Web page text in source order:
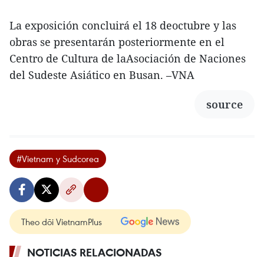
La exposición concluirá el 18 deoctubre y las
obras se presentarán posteriormente en el
Centro de Cultura de laAsociación de Naciones
del Sudeste Asiático en Busan. –VNA
source
#Vietnam y Sudcorea
Theo dõi VietnamPlus
NOTICIAS RELACIONADAS